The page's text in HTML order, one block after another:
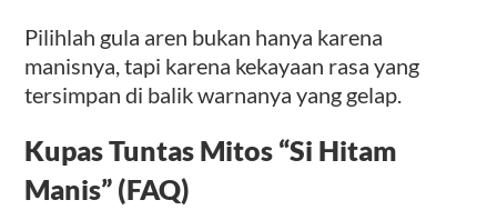
Pilihlah gula aren bukan hanya karena
manisnya, tapi karena kekayaan rasa yang
tersimpan di balik warnanya yang gelap.
Kupas Tuntas Mitos “Si Hitam
Manis” (FAQ)